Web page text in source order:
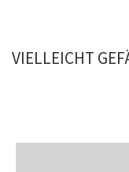
VIELLEICHT